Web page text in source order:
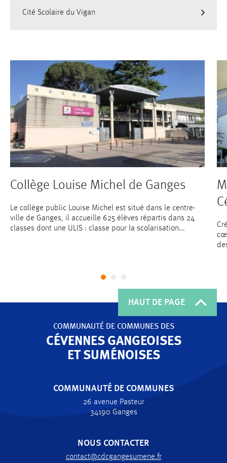
Cité Scolaire du Vigan
Collège Louise Michel de Ganges
Le collège public Louise Michel est situé dans le centre-
ville de Ganges, il accueille 625 élèves répartis dans 24
classes dont une ULIS : classe pour la scolarisation...
HAUT DE PAGE
COMMUNAUTÉ DE COMMUNESDES
CÉVENNES GANGEOISES
ET SUMÉNOISES
COMMUNAUTÉ DE COMMUNES
26 avenue Pasteur
34190 Ganges
NOUS CONTACTER
contact@cdcgangesumene.fr